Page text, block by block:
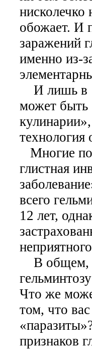
нисколечко
обожает. И
заражений
именно из-
И лишь в
может быть
Многие
глистная
всего
12 лет,
В общем,
Что же
том, что
признаков